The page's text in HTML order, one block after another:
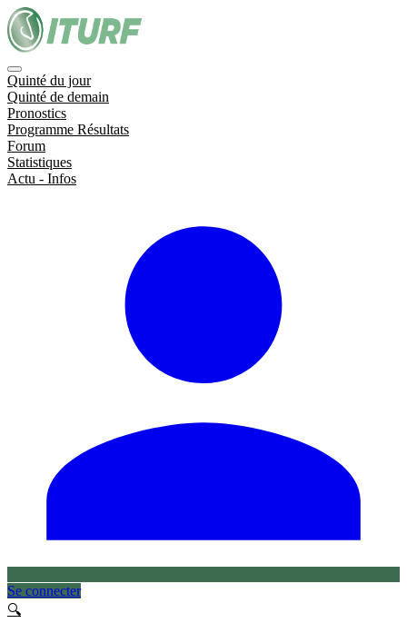
Quinté du jour
Quinté de demain
Pronostics
Programme Résultats
Forum
Statistiques
Actu - Infos
Se connecter
🔍